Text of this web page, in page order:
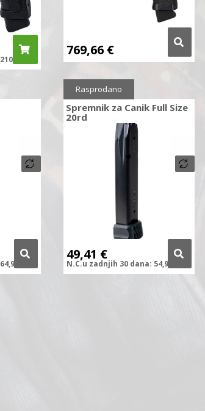
210,12
769,66 €
64,90
Sniženo 10%
Spremnik za Canik Full Size
20rd
49,41 €
N.C.u zadnjih 30 dana: 54,90
Rasprodano